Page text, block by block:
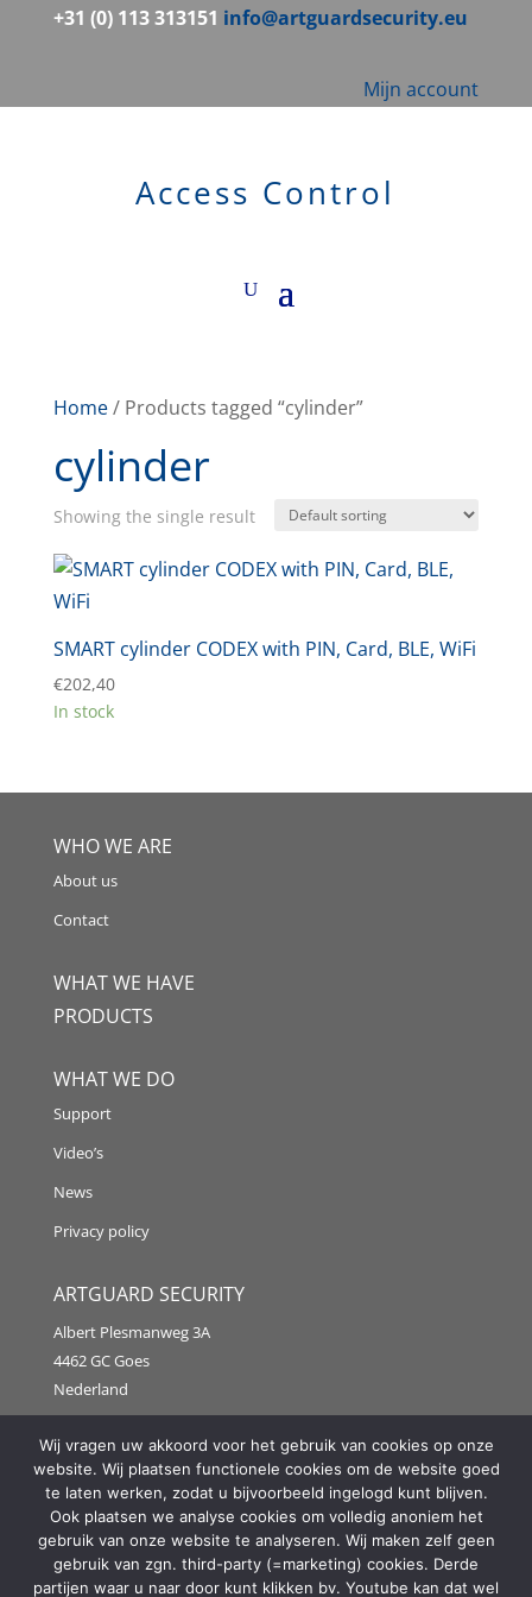
+31 (0) 113 313151 info@artguardsecurity.eu
Mijn account
Access Control
Home/ Products tagged “cylinder”
cylinder
Showing the single result
SMART cylinder CODEX with PIN, Card, BLE, WiFi
€202,40
In stock
WHO WE ARE
About us
Contact
WHAT WE HAVE
PRODUCTS
WHAT WE DO
Support
Video’s
News
Privacy policy
ARTGUARD SECURITY
Albert Plesmanweg 3A
4462 GC Goes
Nederland
Tel: +31 (0) 113 313151
E-mail:info@artguardsecurity.eu
Copyright @2021 Artguard Security | Made in cooperation
Wij vragen uw akkoord voor het gebruik van cookies op onze
website. Wij plaatsen functionele cookies om de website goed
te laten werken, zodat u bijvoorbeeld ingelogd kunt blijven.
Ook plaatsen we analyse cookies om volledig anoniem het
gebruik van onze website te analyseren. Wij maken zelf geen
gebruik van zgn. third-party (=marketing) cookies. Derde
partijen waar u naar door kunt klikken bv. Youtube kan dat wel